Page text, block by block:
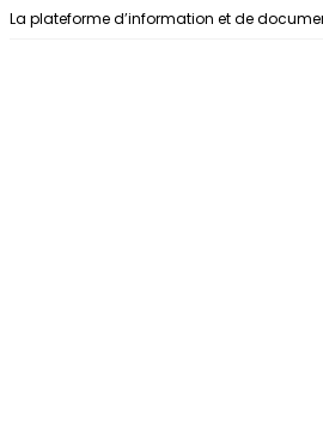
Aller au contenu
La plateforme d’information et de